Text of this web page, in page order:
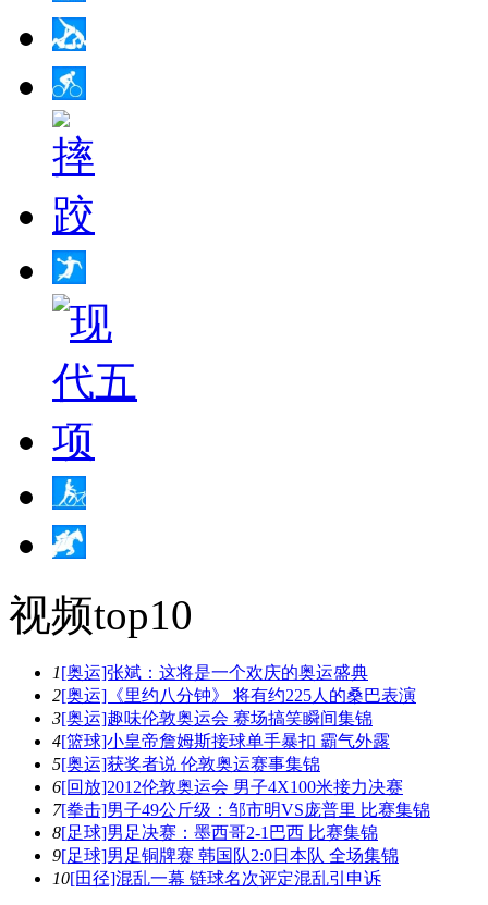
视频top10
1[奥运]张斌：这将是一个欢庆的奥运盛典
2[奥运]《里约八分钟》 将有约225人的桑巴表演
3[奥运]趣味伦敦奥运会 赛场搞笑瞬间集锦
4[篮球]小皇帝詹姆斯接球单手暴扣 霸气外露
5[奥运]获奖者说 伦敦奥运赛事集锦
6[回放]2012伦敦奥运会 男子4X100米接力决赛
7[拳击]男子49公斤级：邹市明VS庞普里 比赛集锦
8[足球]男足决赛：墨西哥2-1巴西 比赛集锦
9[足球]男足铜牌赛 韩国队2:0日本队 全场集锦
10[田径]混乱一幕 链球名次评定混乱引申诉